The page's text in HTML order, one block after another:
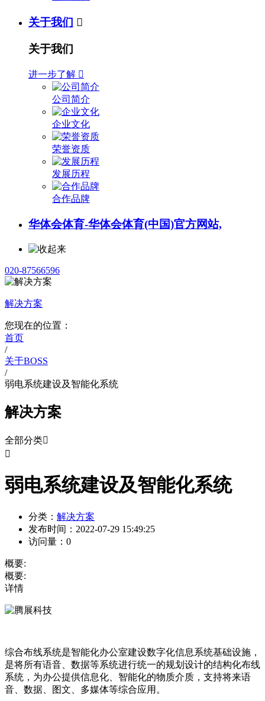
关于我们 
关于我们
进一步了解 
公司简介
企业文化
荣誉资质
发展历程
合作品牌
华体会体育-华体会体育(中国)官方网站,
020-87566596
解决方案
您现在的位置：
首页
/
关于BOSS
/
弱电系统建设及智能化系统
解决方案
全部分类

弱电系统建设及智能化系统
分类： 解决方案
发布时间： 2022-07-29 15:49:25
访问量： 0
概要:
概要:
详情
综合布线系统是智能化办公室建设数字化信息系统基础设施，
是将所有语音、数据等系统进行统一的规划设计的结构化布线
系统，为办公提供信息化、智能化的物质介质，支持将来语
音、数据、图文、多媒体等综合应用。